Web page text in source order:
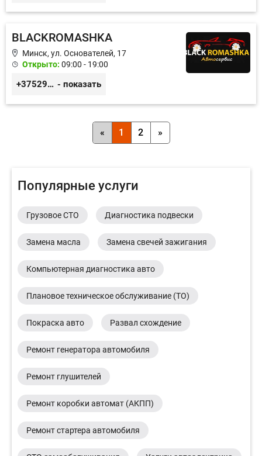
BLACKROMASHKA
Минск, ул. Основателей, 17
Открыто: 09:00 - 19:00
+375296651188 - показать
« 1 2 »
Популярные услуги
Грузовое СТО Диагностика подвески
Замена масла Замена свечей зажигания
Компьютерная диагностика авто
Плановое техническое обслуживание (ТО)
Покраска авто Развал схождение
Ремонт генератора автомобиля
Ремонт глушителей
Ремонт коробки автомат (АКПП)
Ремонт стартера автомобиля